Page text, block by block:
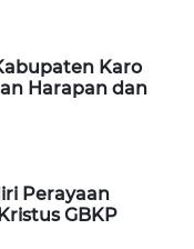
Karo
Harapan dan
Perayaan
GBKP